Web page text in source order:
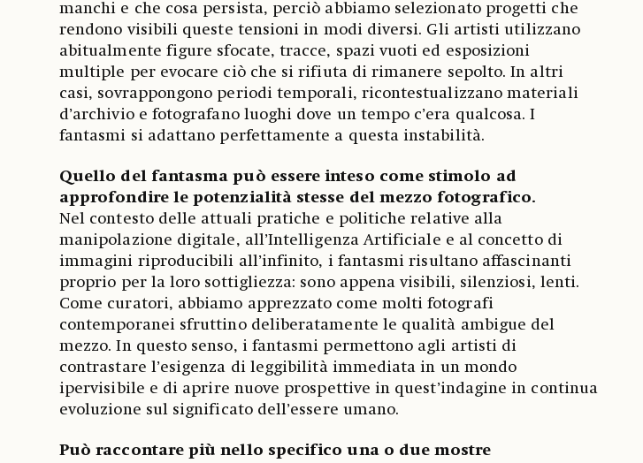
manchi e che cosa persista, perciò abbiamo selezionato progetti che
rendono visibili queste tensioni in modi diversi. Gli artisti utilizzano
abitualmente figure sfocate, tracce, spazi vuoti ed esposizioni
multiple per evocare ciò che si rifiuta di rimanere sepolto. In altri
casi, sovrappongono periodi temporali, ricontestualizzano materiali
d’archivio e fotografano luoghi dove un tempo c’era qualcosa. I
fantasmi si adattano perfettamente a questa instabilità.
Quello del fantasma può essere inteso come stimolo ad
approfondire le potenzialità stesse del mezzo fotografico.
Nel contesto delle attuali pratiche e politiche relative alla
manipolazione digitale, all’Intelligenza Artificiale e al concetto di
immagini riproducibili all’infinito, i fantasmi risultano affascinanti
proprio per la loro sottigliezza: sono appena visibili, silenziosi, lenti.
Come curatori, abbiamo apprezzato come molti fotografi
contemporanei sfruttino deliberatamente le qualità ambigue del
mezzo. In questo senso, i fantasmi permettono agli artisti di
contrastare l’esigenza di leggibilità immediata in un mondo
ipervisibile e di aprire nuove prospettive in quest’indagine in continua
evoluzione sul significato dell’essere umano.
Può raccontare più nello specifico una o due mostre